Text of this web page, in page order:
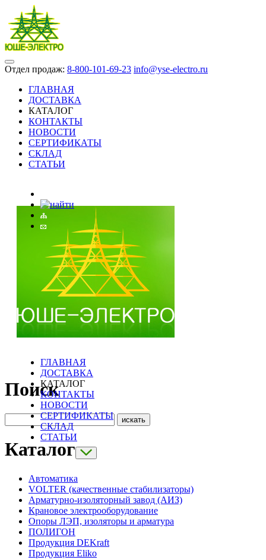
Отдел продаж: 8-800-101-69-23 info@yse-electro.ru
ГЛАВНАЯ
ДОСТАВКА
КАТАЛОГ
КОНТАКТЫ
НОВОСТИ
СЕРТИФИКАТЫ
СКЛАД
СТАТЬИ
ГЛАВНАЯ
ДОСТАВКА
КАТАЛОГ
КОНТАКТЫ
НОВОСТИ
СЕРТИФИКАТЫ
СКЛАД
СТАТЬИ
Поиск
Каталог
Автоматика
VOLTER (качественные стабилизаторы)
Арматурно-изоляторный завод (АИЗ)
Крановое электрооборудование
Опоры ЛЭП, изоляторы и арматура
ПОЛИГОН
Продукция DEKraft
Продукция Eliko